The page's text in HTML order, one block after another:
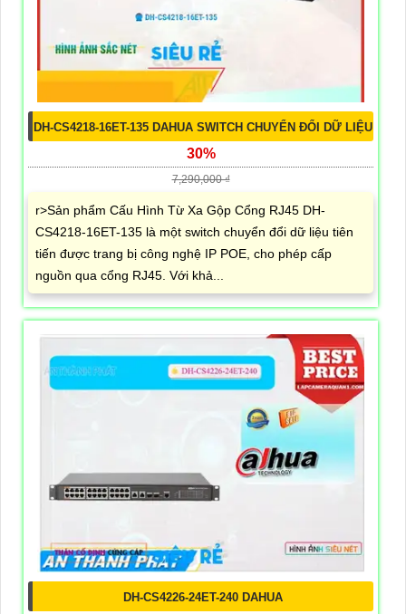
DH-CS4218-16ET-135 DAHUA SWITCH CHUYỂN ĐỔI DỮ LIỆU
30%
7,290,000 ₫
r>Sản phẩm Cấu Hình Từ Xa Gộp Cổng RJ45 DH-
CS4218-16ET-135 là một switch chuyển đổi dữ liệu tiên
tiến được trang bị công nghệ IP POE, cho phép cấp
nguồn qua cổng RJ45. Với khả...
DH-CS4226-24ET-240 DAHUA